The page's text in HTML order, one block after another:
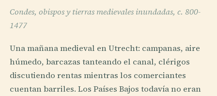
Condes, obispos y tierras medievales inundadas, c. 800-
1477
Una mañana medieval en Utrecht: campanas, aire
húmedo, barcazas tanteando el canal, clérigos
discutiendo rentas mientras los comerciantes
cuentan barriles. Los Países Bajos todavía no eran